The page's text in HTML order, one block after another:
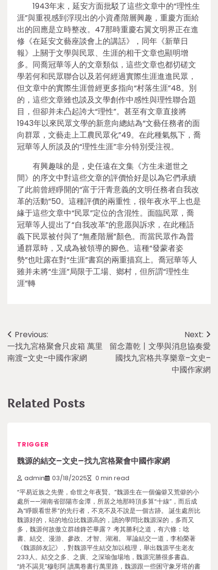
1943年末，延安方面批駁了這些文章中的“理性生
涯”與重視感到浮現出的小資產階層興趣，重慶方面給
出的回應是立時整改。47那時重慶右翼文明界正在進
修《在延安文藝座談會上的講話》，同年《新華日
報》上關于文學與民眾、生涯的相干文章也顯明增
多。同喬冠華等人的文章類似，這些文章也都切磋文
學若何和民眾聯合以及若何經過實際生涯進進民眾，
但文章中的實際生涯曾經更多指向“村落生涯”48。別
的，這些文章雖也談及文學創作中感性與理性聯合題
目，但卻并未凸起誇大“理性”。甚至有文章直接將
1943年以來民眾文學的新意向總結為“文藝任務者的面
向群眾，文藝走上工農民眾化”49。在此種氣氛下，喬
冠華等人所談及的“理性生涯”非分特別受注視。
有興趣味的是，史任遠在文集《方生未逝世之
間》的序文中對這些文章的評價恰好是以為它們承續
了此前曾經睜開的“富于汗青意義的文明任務者自我改
革的活動”50。這種評價的兩重性，很年夜水平上也是
緣于這些文章中“民眾”定位的含混性。面臨民眾，喬
冠華等人提出了“自我改革”的意愿與訴求，在此種語
義下民眾被付與了“無產階層”顏色。而當民眾作為普
通群眾時，又成為被領導的腳色。這種“發蒙者姿
勢”也吐露在對“生涯”書寫的兩重描寫上。喬冠華等人
雖并未將“生涯”局限于工場、鄉村，但所謂“理性生
涯”轉
Post
navigation
Previous:
一找九宮格聚會只皮箱 萬里
南渡–文史–中國作家網
Next:
留念蕭乾丨文學與消息協奏愛
國找九宮格共享樂章–文史–
中國作家網
Related Posts
TRIGGER
魏源的結交–文史–找九宮格聚會中國作家網
admin 03/18/2025 0 min read
“平易近族之先覺，命世之年夜賢。”魏源生在一個偏僻又荒僻的小
處所——湖南省邵陽市金潭，所居之地那時頂多算“十線”，而后成
為“睜眼看世界”的先行者，不克不及不說是一個古跡。 誕生處所比
魏源好的，站的地位比魏源高的，讀的學問比魏源深的，多而又
多，魏源何故傲立群雄鋒芒畢露？ 考其勝利之道，有六條：唸
書、結交、漫游、參政、才智、湖湘。 單論結交一道，李柏榮著
《魏源師友記》，對魏源平生結交加以梳理，舉出魏源平生老友
233人。結交之多、之廣、之深瑜伽場地，魏源完勝很多書蟲。
“終不謁見”穆彰阿 讀萬卷書行萬里路，魏源跟一些困守象牙塔的書